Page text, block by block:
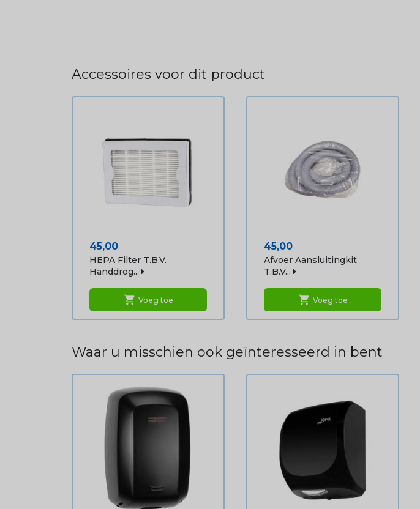
Accessoires voor dit product
Prijs
45,00
HEPA Filter T.b.v.
Handdrog...
shopping_cart Voeg toe
Prijs
45,00
Afvoer Aansluitingkit
T.b.v...
shopping_cart Voeg toe
Waar u misschien ook geïnteresseerd in bent